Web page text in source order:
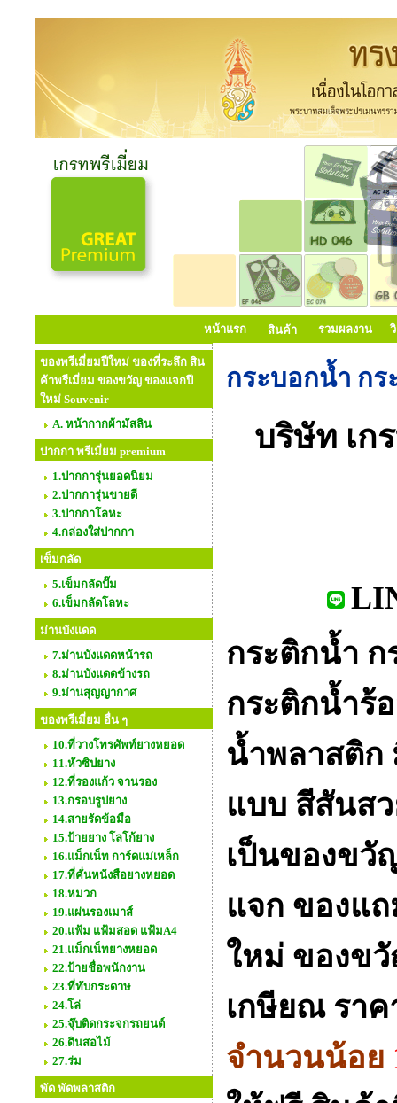
หน้าแรก สินค้า รวมผลงาน
ของพรีเมี่ยมปีใหม่ ของที่ระลึก สิน
ค้าพรีเมี่ยม ของขวัญ ของแจกปี
ใหม่ Souvenir
A. หน้ากากผ้ามัสลิน
ปากกา พรีเมี่ยม premium
1.ปากการุ่นยอดนิยม
2.ปากการุ่นขายดี
3.ปากกาโลหะ
4.กล่องใส่ปากกา
เข็มกลัด
5.เข็มกลัดปั๊ม
6.เข็มกลัดโลหะ
ม่านบังแดด
7.ม่านบังแดดหน้ารถ
8.ม่านบังแดดข้างรถ
9.ม่านสุญญากาศ
ของพรีเมี่ยม อื่น ๆ
10.ที่วางโทรศัพท์ยางหยอด
11.หัวซิปยาง
12.ที่รองแก้ว จานรอง
13.กรอบรูปยาง
14.สายรัดข้อมือ
15.ป้ายยาง โลโก้ยาง
16.แม็กเน็ท การ์ดแม่เหล็ก
17.ที่คั่นหนังสือยางหยอด
18.หมวก
19.แผ่นรองเมาส์
20.แฟ้ม แฟ้มสอด แฟ้มA4
21.แม็กเน็ทยางหยอด
22.ป้ายชื่อพนักงาน
23.ที่ทับกระดาษ
24.โล่
25.จุ๊บติดกระจกรถยนต์
26.ดินสอไม้
27.ร่ม
พัด พัดพลาสติก
กระบอกน้ำ กร
บริษัท เก
กระติกน้ำ ก
กระติกน้ำร้
น้ำพลาสติก
แบบ สีสันส
เป็นของขวั
แจก ของแ
ใหม่ ของข
เกษียณ รา
จำนวนน้อย